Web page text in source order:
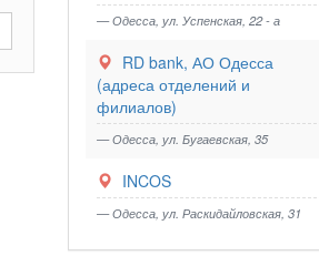
— Одесса, ул. Успенская, 22 - а
RD bank, АО Одесса
(адреса отделений и
филиалов)
— Одесса, ул. Бугаевская, 35
INCOS
— Одесса, ул. Раскидайловская, 31